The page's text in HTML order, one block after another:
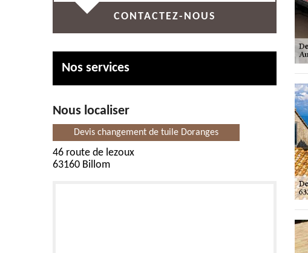
CONTACTEZ-NOUS
Nos services
Nous localiser
Devis changement de tuile Doranges
46 route de lezoux
63160 Billom